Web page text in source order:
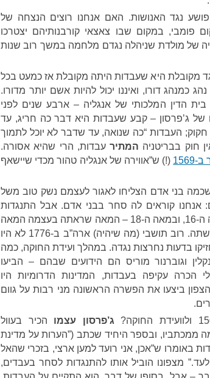
פושע נגד האנושות. האם אנחנו רוצים הנצחה של
פומבי, במקום שבו צאצאי קורבנותיהם יצטרכו
של מולדת שניהלה נגדם מלחמה במשך רוב שנות
מקובלת היא שעבדות היתה מקובלת אז כמעט בכל
כמנהג דורו, ואיננו יכול להיות אשם יותר מדורו.
הזו שגויה. ב-1772, בית הדין המלכותי של אנגליה – ארבע שנים לפני
של ג’פרסון – קבע שעבדות היא דבר כה חריג, עד
חקוק; העבדות “כה שנואה, עד שדבר לא יוכל לתמוך
חוק בבריטניה המתירעבדות, הרי שהיא אסורה.
1569
(!) ש”אווירה של אנגליה טהור מכדי שיישאף
בני אדם הצליחו לאגור לעצמם נשק טוב משל
אנחנו קוראים לה סחר בבני אדם. אבל התנגדות
לעבדות התחילה כבר במאה ה-16, ובמאה ה-18 – המאה שראתה בעצמה המאה
של הנאורות – ההתנגדות פשתה. רוב תושבי (מה שיהיה) ארה”ב ב-1776 לא היו
בדעות נחרצות נגדה. במהלך ועידת החוקה, כמה
וגוברנור מוריס הם הידועים שבהם – הביעו
הכרה עקיפה בעבדות, המדינות הדרומיות היו
ביצעו את הפשרה הראשונה מני רבות על גוום
ג’פרסון עצמו הכיר בעוול
ממכתביו, ובספר היחיד שכתב (”הערות על מדינת
באומרו ש”אכן, אני רועד למען ארצי, בזכרי שהאל
מצפונו הוביל אותו להתנגדות לסחר בעבדים,